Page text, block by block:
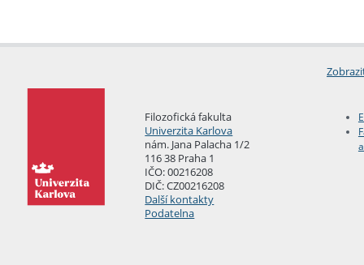
Filozofická fakulta
Univerzita Karlova
nám. Jana Palacha 1/2
116 38 Praha 1
IČO: 00216208
DIČ: CZ00216208
Další kontakty
Podatelna